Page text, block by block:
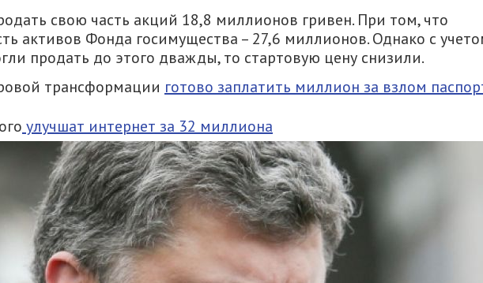
свою часть акций 18,8 миллионов гривен. При том, что
активов Фонда госимущества – 27,6 миллионов. Однако с
продать до этого дважды, то стартовую цену снизили.
трансформации готово заплатить миллион за взлом
улучшат интернет за 32 миллиона